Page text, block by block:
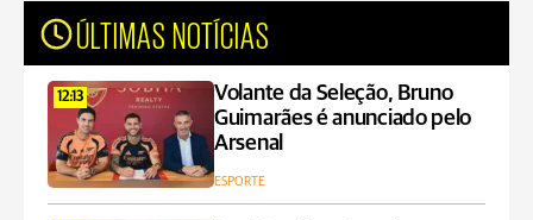
ÚLTIMAS NOTÍCIAS
12:13
Volante da Seleção, Bruno
Guimarães é anunciado pelo
Arsenal
ESPORTE